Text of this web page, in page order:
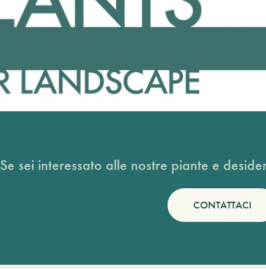
Se sei interessato alle nostre piante e
CONTATTACI